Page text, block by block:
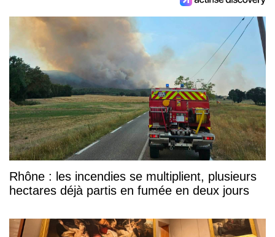
Rhône : les incendies se multiplient, plusieurs
hectares déjà partis en fumée en deux jours